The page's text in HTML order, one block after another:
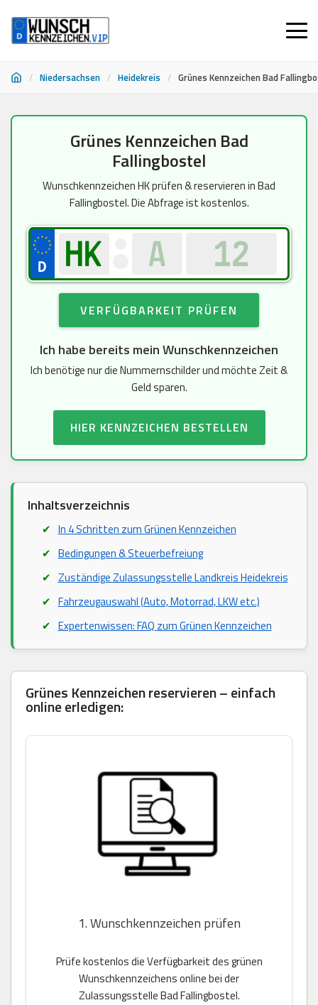
/ Niedersachsen / Heidekreis / Grünes Kennzeichen Bad
Grünes Kennzeichen Bad
Fallingbostel
Wunschkennzeichen HK prüfen & reservieren in Bad
Fallingbostel. Die Abfrage ist kostenlos.
VERFÜGBARKEIT PRÜFEN
Ich habe bereits mein Wunschkennzeichen
Ich benötige nur die Nummernschilder und möchte Zeit &
Geld sparen.
HIER KENNZEICHEN BESTELLEN
Inhaltsverzeichnis
In 4 Schritten zum Grünen Kennzeichen
Bedingungen & Steuerbefreiung
Zuständige Zulassungsstelle Landkreis Heidekreis
Fahrzeugauswahl (Auto, Motorrad, LKW etc.)
Expertenwissen: FAQ zum Grünen Kennzeichen
Grünes Kennzeichen reservieren – einfach
online erledigen:
1. Wunschkennzeichen prüfen
Prüfe kostenlos die Verfügbarkeit des grünen
Wunschkennzeichens online bei der
Zulassungsstelle Bad Fallingbostel.